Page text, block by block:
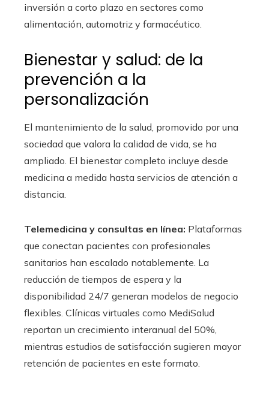
inversión a corto plazo en sectores como
alimentación, automotriz y farmacéutico.
Bienestar y salud: de la
prevención a la
personalización
El mantenimiento de la salud, promovido por una
sociedad que valora la calidad de vida, se ha
ampliado. El bienestar completo incluye desde
medicina a medida hasta servicios de atención a
distancia.
Telemedicina y consultas en línea: Plataformas
que conectan pacientes con profesionales
sanitarios han escalado notablemente. La
reducción de tiempos de espera y la
disponibilidad 24/7 generan modelos de negocio
flexibles. Clínicas virtuales como MediSalud
reportan un crecimiento interanual del 50%,
mientras estudios de satisfacción sugieren mayor
retención de pacientes en este formato.